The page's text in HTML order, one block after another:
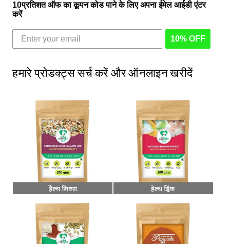
10प्रतिशत ऑफ का कूपन कोड पाने के लिए अपना ईमेल आईडी एंटर
करें
10% OFF
हमारे प्रोडक्ट्स सर्च करें और ऑनलाइन खरीदें